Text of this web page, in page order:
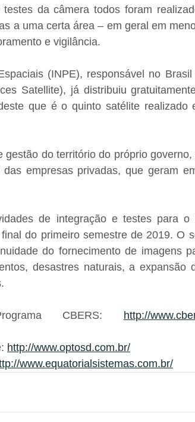
da câmera todos foram
a uma certa área – em geral em
e vigilância.
(INPE), responsável no
Satellite), já distribuiu
que é o quinto satélite realizado
do território do próprio
empresas privadas, que geram
de integração e testes para o
do primeiro semestre de 2019. O
do fornecimento de imagens
desastres naturais, a expansão
CBERS: http://
http://www.optosd.com.br/
www.equatorialsistemas.com.br/